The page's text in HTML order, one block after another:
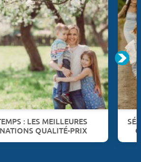
: LES MEILLEURES
QUALITÉ-PRIX